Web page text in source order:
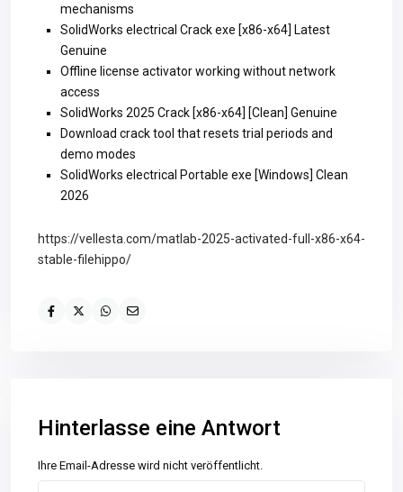
mechanisms
SolidWorks electrical Crack exe [x86-x64] Latest
Genuine
Offline license activator working without network
access
SolidWorks 2025 Crack [x86-x64] [Clean] Genuine
Download crack tool that resets trial periods and
demo modes
SolidWorks electrical Portable exe [Windows] Clean
2026
https://vellesta.com/matlab-2025-activated-full-x86-x64-
stable-filehippo/
Hinterlasse eine Antwort
Ihre Email-Adresse wird nicht veröffentlicht.